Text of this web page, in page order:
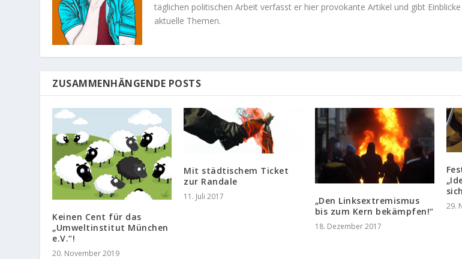
täglichen politischen Arbeit verfasst er hier provokante Artikel und gibt
aktuelle Themen.
ZUSAMMENHÄNGENDE POSTS
Keinen Cent für das
„Umweltinstitut München
e.V.“!
20. November 2019
Mit städtischem Ticket
zur Randale
11. Juli 2017
„Den Linksextremismus
bis zum Kern bekämpfen!“
18. Dezember 2017
29.